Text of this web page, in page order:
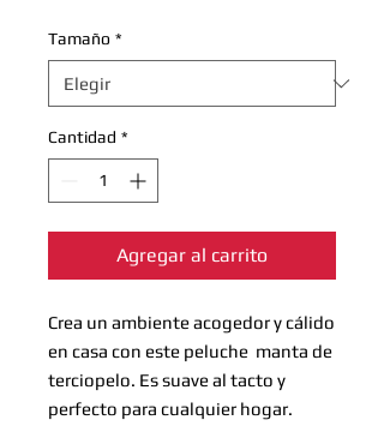
Tamaño *
Cantidad *
Agregar al carrito
Crea un ambiente acogedor y cálido
en casa con este peluche manta de
terciopelo. Es suave al tacto y
perfecto para cualquier hogar.